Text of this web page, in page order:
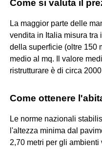
Come si valuta il
La maggior parte delle
vendita in Italia misura tra
della superficie (oltre 150
medio al mq. Il valore
ristrutturare è di circa
Come ottenere
Le norme nazionali
l'altezza minima dal
2,70 metri per gli